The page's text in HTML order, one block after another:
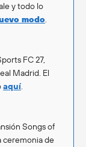
y todo lo
modo.
FC 27,
Madrid. El
aquí.
Songs of
ceremonia de